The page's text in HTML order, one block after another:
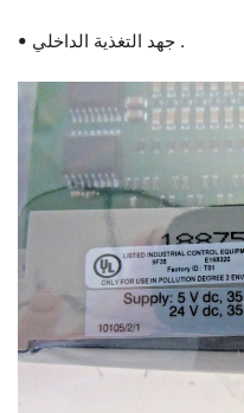
• جهد التغذية الداخلي .